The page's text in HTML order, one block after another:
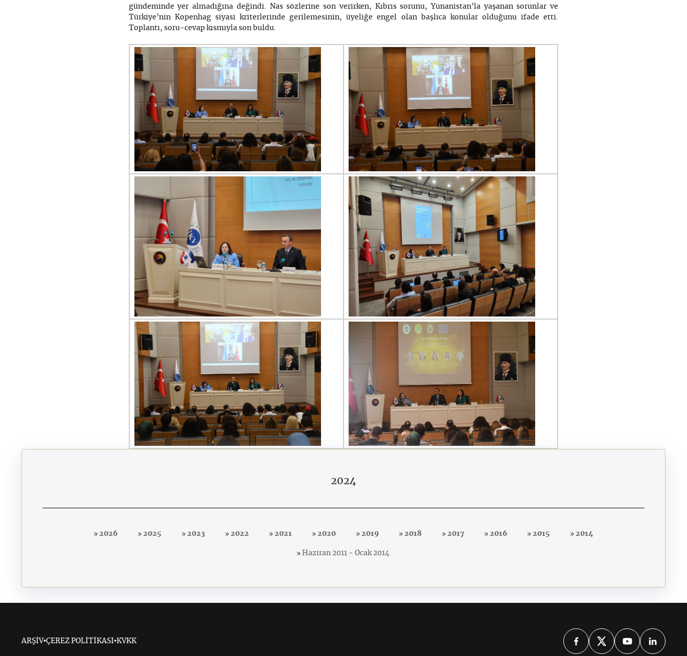
gündeminde yer almadığına değindi. Nas sözlerine son verirken, Kıbrıs sorunu, Yunanistan’la yaşanan sorunlar ve
Türkiye’nin Kopenhag siyasi kriterlerinde gerilemesinin, üyeliğe engel olan başlıca konular olduğunu ifade etti.
Toplantı, soru-cevap kısmıyla son buldu.
2024
2026 2025 2023 2022 2021 2020 2019 2018 2017 2016 2015 2014
Haziran 2011 - Ocak 2014
ARŞİV•ÇEREZ POLİTİKASI •KVKK